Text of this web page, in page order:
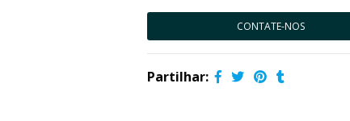
CONTATE-NOS
Partilhar: